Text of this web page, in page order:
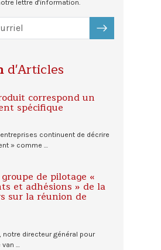
lettre d'information.
S'ABONNER
d'Articles
correspond un
spécifique
continuent de décrire
» comme …
de pilotage «
et adhésions » de la
sur la réunion de
notre directeur général pour
…